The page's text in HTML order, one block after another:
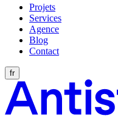
Projets
Services
Agence
Blog
Contact
fr